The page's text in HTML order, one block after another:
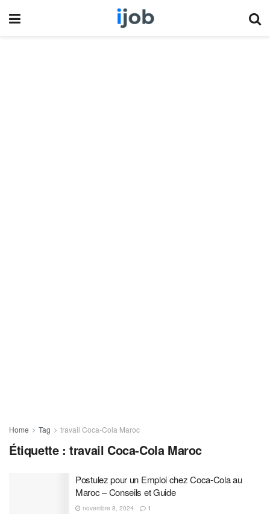
Home Tag travail Coca-Cola Maroc
Étiquette :travail Coca-Cola Maroc
Postulez pour un Emploi chez Coca-Cola au
Maroc – Conseils et Guide
novembre 8, 2024 1